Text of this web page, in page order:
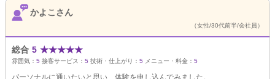
かよこさん
（女性/30代前半/会社員）
総合 5 ★★★★★
雰囲気： 5 接客サービス： 5 技術・仕上がり： 5 メニュー・料金： 5
パーソナルに通いたいと思い、体験を申し込んでみました。